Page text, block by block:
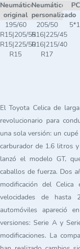
Neumático
original
Neumático
personalizado
195/60
R15|205/55
R15|225/50
R15
205/50
R16|225/45
R16|215/40
R17
El Toyota Celica de
revolucionario para
una sola versión: un
carburador de 1.6 litros
lanzó el modelo GT,
caballos de fuerza. Dos
modificación del
velocidades de
automóviles apareció
versiones: Serie A y
modificaciones. La